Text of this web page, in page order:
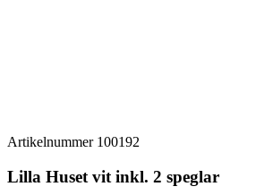
Artikelnummer 100192
Lilla Huset vit inkl. 2 speglar